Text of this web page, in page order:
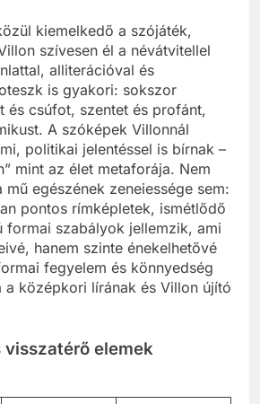
kiemelkedő a szójáték,
szívesen él a névátvitellel
alliterációval és
is gyakori: sokszor
és csúfot, szentet és profánt,
A szóképek Villonnál
politikai jelentéssel is bírnak –
mint az élet metaforája. Nem
egészének zeneiessége sem:
pontos rímképletek, ismétlődő
formai szabályok jellemzik, ami
hanem szinte énekelhetővé
fegyelem és könnyedség
a középkori lírának és Villon újító
visszatérő elemek